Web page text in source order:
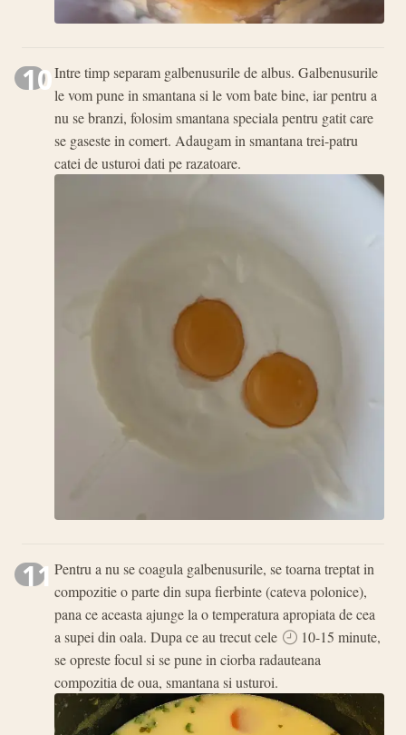
10Intre timp separam galbenusurile de albus. Galbenusurile
le vom pune in smantana si le vom bate bine, iar pentru a
nu se branzi, folosim smantana speciala pentru gatit care
se gaseste in comert. Adaugam in smantana trei-patru
catei de usturoi dati pe razatoare.
11 Pentru a nu se coagula galbenusurile, se toarna treptat in
compozitie o parte din supa fierbinte (cateva polonice),
pana ce aceasta ajunge la o temperatura apropiata de cea
a supei din oala. Dupa ce au trecut cele
10-15 minute,
se opreste focul si se pune in ciorba radauteana
compozitia de oua, smantana si usturoi.